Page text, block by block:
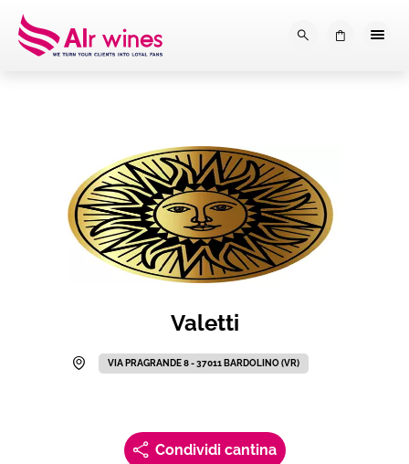
Dalla loro vendemmia, alla
Valetti
VIA PRAGRANDE 8 - 37011 BARDOLINO (VR)
Condividi cantina